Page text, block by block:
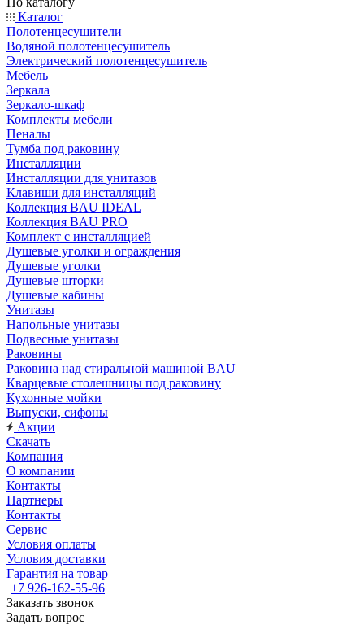
Каталог
Полотенцесушители
Водяной полотенцесушитель
Электрический полотенцесушитель
Мебель
Зеркала
Зеркало-шкаф
Комплекты мебели
Пеналы
Тумба под раковину
Инсталляции
Инсталляции для унитазов
Клавиши для инсталляций
Коллекция BAU IDEAL
Коллекция BAU PRO
Комплект с инсталляцией
Душевые уголки и ограждения
Душевые уголки
Душевые шторки
Душевые кабины
Унитазы
Напольные унитазы
Подвесные унитазы
Раковины
Раковина над стиральной машиной BAU
Кварцевые столешницы под раковину
Кухонные мойки
Выпуски, сифоны
Акции
Скачать
Компания
О компании
Контакты
Партнеры
Контакты
Сервис
Условия оплаты
Условия доставки
Гарантия на товар
+7 926-162-55-96
Заказать звонок
Задать вопрос